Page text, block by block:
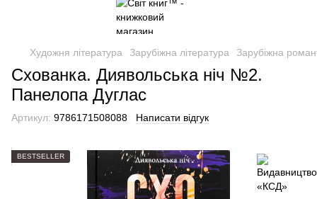
Художня література Зарубіжна література Зарубіжна
Схованка. Диявольська ніч №2.
Панелопа Дуглас
Артикул: 9786171508088 Написати відгук
BESTSELLER